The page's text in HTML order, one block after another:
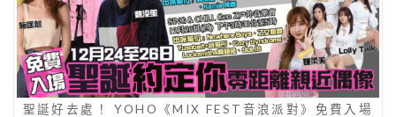
聖誕好去處！ YOHO《MIX FEST音浪派對》免費入場